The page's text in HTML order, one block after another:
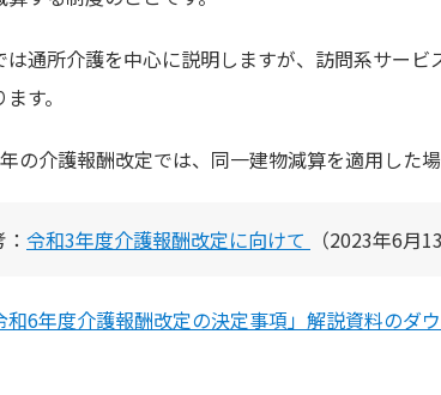
は通所介護を中心に説明しますが、訪問系サー
す。
の介護報酬改定では、同一建物減算を適用した
令和3年度介護報酬改定に向けて （2023年6月
6年度介護報酬改定の決定事項」解説資料のダ